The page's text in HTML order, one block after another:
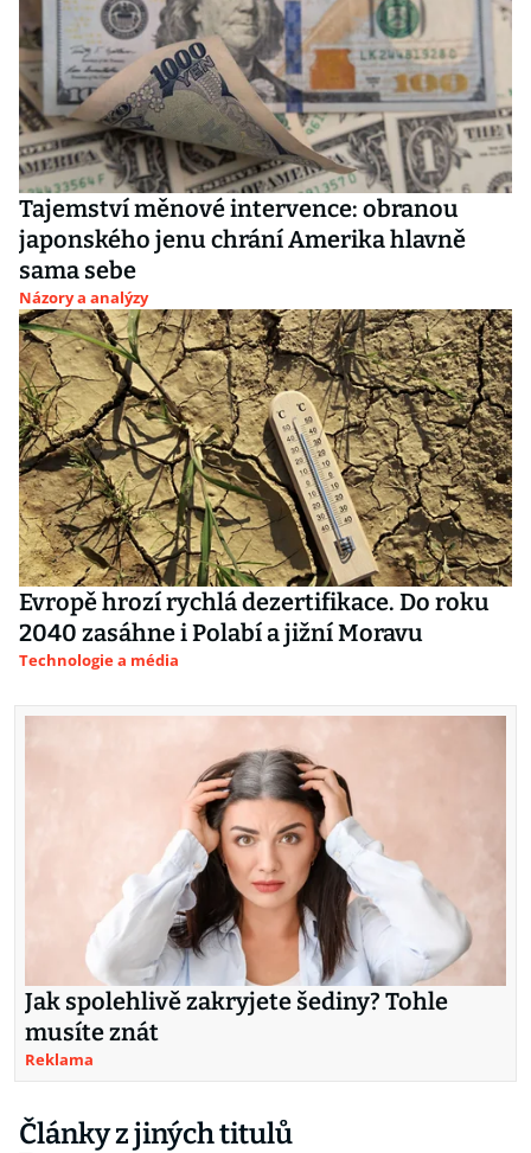
Tajemství měnové intervence: obranou
japonského jenu chrání Amerika hlavně
sama sebe
Názory a analýzy
Evropě hrozí rychlá dezertifikace. Do roku
2040 zasáhne i Polabí a jižní Moravu
Technologie a média
Jak spolehlivě zakryjete šediny? Tohle
musíte znát
Reklama
Články z jiných titulů